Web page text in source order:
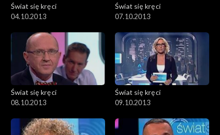
Świat się kręci
04.10.2013
Świat się kręci
07.10.2013
Świat się kręci
08.10.2013
Świat się kręci
09.10.2013